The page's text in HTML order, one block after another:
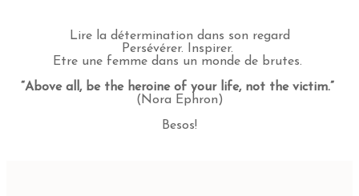
Lire la détermination dans son regard
Persévérer. Inspirer.
Etre une femme dans un monde de brutes.
“Above all, be the heroine of your life, not the victim.”
(Nora Ephron)
Besos!